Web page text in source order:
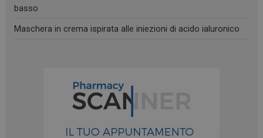
basso
Maschera in crema ispirata alle iniezioni di acido ialuronico